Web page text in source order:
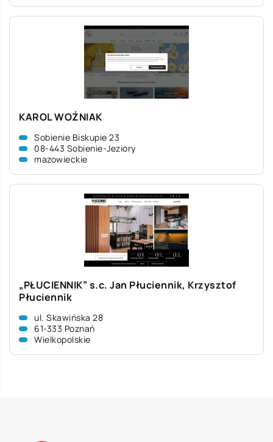
KAROL WOŹNIAK
Sobienie Biskupie 23
08-443 Sobienie-Jeziory
mazowieckie
„PŁUCIENNIK” s.c. Jan Płuciennik, Krzysztof
Płuciennik
ul. Skawińska 28
61-333 Poznań
Wielkopolskie